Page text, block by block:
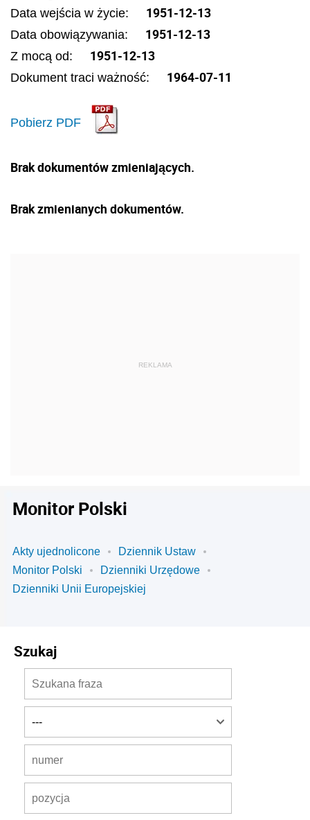
Data wejścia w życie: 1951-12-13
Data obowiązywania: 1951-12-13
Z mocą od: 1951-12-13
Dokument traci ważność: 1964-07-11
Pobierz PDF
Brak dokumentów zmieniających.
Brak zmienianych dokumentów.
Monitor Polski
Akty ujednolicone
Dziennik Ustaw
Monitor Polski
Dzienniki Urzędowe
Dzienniki Unii Europejskiej
Szukaj